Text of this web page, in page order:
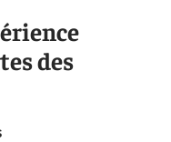
des